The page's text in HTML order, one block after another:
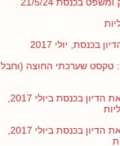
יולי 2017
דיון בכנסת יולי 2017: טקסט שערכתי החוצה (וחבל